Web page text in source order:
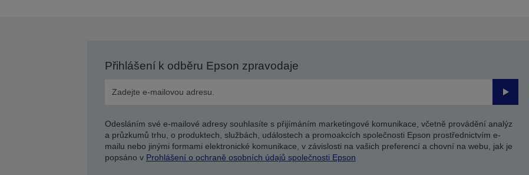
Přihlášení k odběru Epson zpravodaje
Odeslat
Odesláním své e-mailové adresy souhlasíte s přijímáním marketingové komunikace, včetně provádění analýz
a průzkumů trhu, o produktech, službách, událostech a promoakcích společnosti Epson prostřednictvím e-
mailu nebo jinými formami elektronické komunikace, v závislosti na vašich preferencí a chovní na webu, jak je
popsáno v Prohlášení o ochraně osobních údajů společnosti Epson